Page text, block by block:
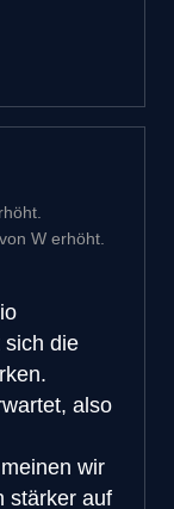
W erhöht.
sich die
also
wir
stärker auf